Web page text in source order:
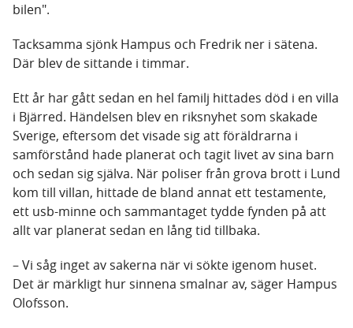
bilen".
Tacksamma sjönk Hampus och Fredrik ner i sätena.
Där blev de sittande i timmar.
Ett år har gått sedan en hel familj hittades död i en villa
i Bjärred. Händelsen blev en riksnyhet som skakade
Sverige, eftersom det visade sig att föräldrarna i
samförstånd hade planerat och tagit livet av sina barn
och sedan sig själva. När poliser från grova brott i Lund
kom till villan, hittade de bland annat ett testamente,
ett usb-minne och sammantaget tydde fynden på att
allt var planerat sedan en lång tid tillbaka.
– Vi såg inget av sakerna när vi sökte igenom huset.
Det är märkligt hur sinnena smalnar av, säger Hampus
Olofsson.